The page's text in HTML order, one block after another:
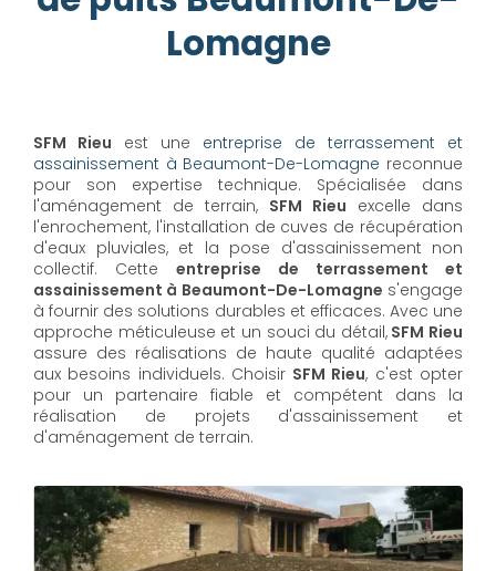
Lomagne
SFM Rieu est une entreprise de terrassement et
assainissement à Beaumont-De-Lomagne reconnue
pour son expertise technique. Spécialisée dans
l'aménagement de terrain, SFM Rieu excelle dans
l'enrochement, l'installation de cuves de récupération
d'eaux pluviales, et la pose d'assainissement non
collectif. Cette entreprise de terrassement et
assainissement à Beaumont-De-Lomagne s'engage
à fournir des solutions durables et efficaces. Avec une
approche méticuleuse et un souci du détail,SFM Rieu
assure des réalisations de haute qualité adaptées
aux besoins individuels. Choisir SFM Rieu, c'est opter
pour un partenaire fiable et compétent dans la
réalisation de projets d'assainissement et
d'aménagement de terrain.